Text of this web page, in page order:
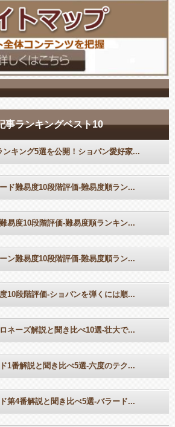
事ランキングベスト10
ンキング5選を公開！ショパン愛好家...
ド難易度10段階評価-難易度順ラン...
易度10段階評価-難易度順ランキン...
ン難易度10段階評価-難易度順ラン...
10段階評価-ショパンを弾くには順...
ネーズ解説と聞き比べ10選-壮大で...
1番解説と聞き比べ5選-六度のテク...
第4番解説と聞き比べ5選-バラード...